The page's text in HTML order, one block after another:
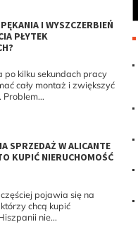
I WYSZCZERBIEŃ
PŁYTEK
po kilku sekundach pracy
cały montaż i zwiększyć
SPRZEDAŻ W ALICANTE
KUPIĆ NIERUCHOMOŚĆ
pojawia się na
chcą kupić
nie...